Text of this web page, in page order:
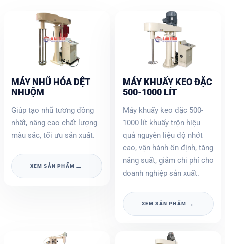
MÁY NHŨ HÓA DỆT
NHUỘM
Giúp tạo nhũ tương đồng
nhất, nâng cao chất lượng
màu sắc, tối ưu sản xuất.
XEM SẢN PHẨM →
MÁY KHUẤY KEO ĐẶC
500-1000 LÍT
Máy khuấy keo đặc 500-
1000 lít khuấy trộn hiệu
quả nguyên liệu độ nhớt
cao, vận hành ổn định, tăng
năng suất, giảm chi phí cho
doanh nghiệp sản xuất.
XEM SẢN PHẨM →